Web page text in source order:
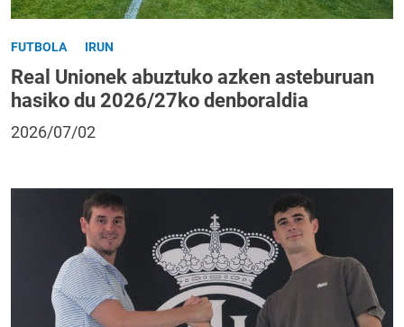
FUTBOLA IRUN
Real Unionek abuztuko azken asteburuan
hasiko du 2026/27ko denboraldia
2026/07/02